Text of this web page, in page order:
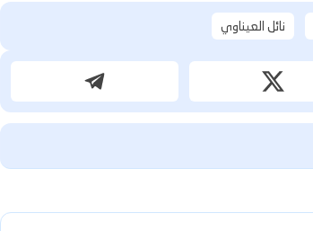
نائل العيناوي